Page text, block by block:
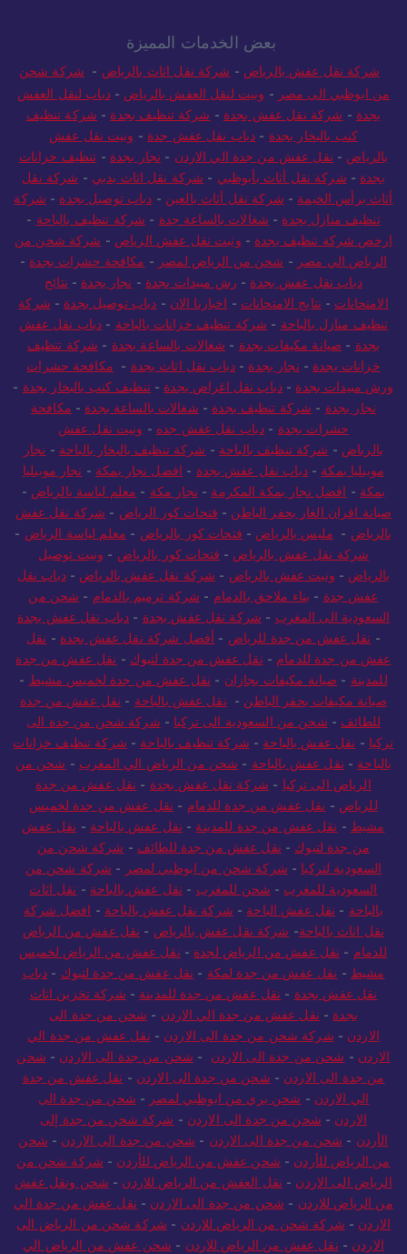
بعض الخدمات المميزة
شركة نقل عفش بالرياض - شركة نقل اثاث بالرياض - شركة شحن
من ابوظبي الى مصر - ونيت لنقل العفش بالرياض -دباب لنقل العفش
بجدة - شركة نقل عفش بجدة - شركة تنظيف بجدة - شركة تنظيف
كنب بالبخار بجدة - دباب نقل عفش جدة - ونيت نقل عفش
بالرياض - نقل عفش من جدة الي الاردن - نجار بجدة - تنظيف خزانات
بجدة - شركة نقل أثاث بأبوظبي - شركة نقل اثاث بدبي - شركة نقل
أثاث برأس الخيمة - شركة نقل أثاث بالعين - دباب توصيل بجدة - شركة
تنظيف منازل بجدة - شغالات بالساعة جدة - شركة تنظيف بالباحة -
ارخص شركة تنظيف بجدة - ونيت نقل عفش الرياض - شركة شحن من
الرياض الي مصر - شحن من الرياض لمصر - مكافحة حشرات بجدة -
دباب نقل عفش بجدة - رش مبيدات بجدة - نجار بجدة - نتائج
الامتحانات - نتايج الامتحانات - اخبارنا الان - دباب توصيل بجدة - شركة
تنظيف منازل بالباحة - شركة تنظيف خزانات بالباحة - دباب نقل عفش
بجدة - صيانة مكيفات بجدة - شغالات بالساعة بجدة - شركة تنظيف
خزانات بجدة - نجار بجدة - دباب نقل اثاث بجدة - مكافحة حشرات
ورش مبيدات بجدة -دباب نقل اغراض بجدة -تنظيف كنب بالبخار بجدة -
نجار بجدة - شركة تنظيف بجدة - شغالات بالساعة بجدة - مكافحة
حشرات بجدة - دباب نقل عفش جده - ونيت نقل عفش
بالرياض - شركة تنظيف بالباحة - شركة تنظيف بالبخار بالباحة - نجار
موبيليا بمكة -دباب نقل عفش بجدة - افضل نجار بمكة - نجار موبيليا
بمكة - افضل نجار بمكة المكرمة - نجار مكة - معلم لياسة بالرياض -
صيانة افران الغاز بحفر الباطن - فتحات كور الرياض - شركة نقل عفش
بالرياض - مليس بالرياض - فتحات كور بالرياض - معلم لياسة الرياض -
شركة نقل عفش بالرياض - فتحات كور بالرياض - ونيت توصيل
بالرياض - ونيت عفش بالرياض - شركة نقل عفش بالرياض -دباب نقل
عفش جدة - بناء ملاحق بالدمام - شركة ترميم بالدمام - شحن من
السعودية الى المغرب - شركة نقل عفش بجدة - دباب نقل عفش بجدة
- نقل عفش من جدة للرياض - أفضل شركة نقل عفش بجدة - نقل
عفش من جدة للدمام - نقل عفش من جدة لتبوك - نقل عفش من جدة
للمدينة - صيانة مكيفات بجازان - نقل عفش من جدة لخميس مشيط -
صيانة مكيفات بحفر الباطن - نقل عفش بالباحة - نقل عفش من جدة
للطائف - شحن من السعودية الى تركيا - شركة شحن من جدة الى
تركيا - نقل عفش بالباحة - شركة تنظيف بالباحة - شركة تنظيف خزانات
بالباحة - نقل عفش بالباحة - شحن من الرياض الي المغرب - شحن من
الرياض الى تركيا - شركة نقل عفش بجدة - نقل عفش من جدة
للرياض - نقل عفش من جدة للدمام - نقل عفش من جدة لخميس
مشيط - نقل عفش من جدة للمدينة - نقل عفش بالباحة - نقل عفش
من جدة لتبوك - نقل عفش من جدة للطائف - شركة شحن من
السعودية لتركيا - شركة شحن من ابوظبي لمصر - شركة شحن من
السعودية للمغرب - شحن للمغرب - نقل عفش بالباحة - نقل اثاث
بالباحة - نقل عفش الباحة - شركة نقل عفش بالباحة - افضل شركة
نقل اثاث بالباحة- شركة نقل عفش بالرياض - نقل عفش من الرياض
للدمام - نقل عفش من الرياض لجدة - نقل عفش من الرياض لخميس
مشيط - نقل عفش من جدة لمكة - نقل عفش من جدة لتبوك - دباب
نقل عفش بجدة - نقل عفش من جدة للمدينة - شركة تخزين اثاث
بجدة - نقل عفش من جدة الي الاردن - شحن من جدة الى
الاردن - شركة شحن من جدة الى الاردن - نقل عفش من جدة الي
الاردن - شحن من جدة الى الاردن - شحن من جدة الى الاردن - شحن
من جدة الى الاردن - شحن من جدة الى الاردن - نقل عفش من جدة
الي الاردن - شحن بري من ابوظبي لمصر - شحن من جدة الى
الاردن - شحن من جدة الى الاردن - شركة شحن من جدة إلى
الأردن - شحن من جدة الى الاردن - شحن من جدة الى الاردن - شحن
من الرياض للأردن - شحن عفش من الرياض للأردن - شركة شحن من
الرياض الى الاردن - نقل العفش من الرياض للاردن - شحن ونقل عفش
من الرياض للاردن - شحن من جدة الى الاردن - نقل عفش من جدة الي
الاردن - شركة شحن من الرياض للاردن - شركة شحن من الرياض الى
الاردن - نقل عفش من الرياض للاردن - شحن عفش من الرياض الي